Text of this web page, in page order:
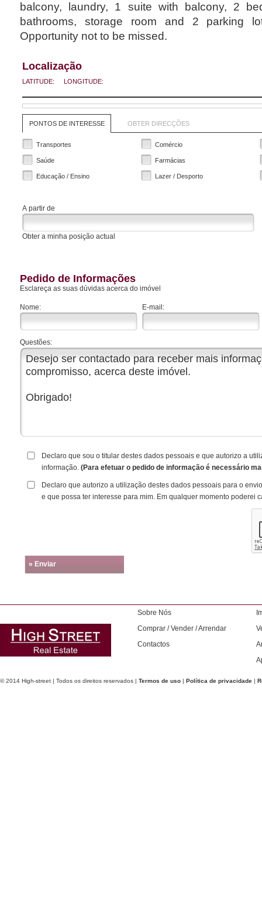
balcony, laundry, 1 suite with balcony, 2
bathrooms, storage room and 2 parking
Opportunity not to be missed.
Localização
LATITUDE: LONGITUDE:
PONTOS DE INTERESSE OBTER DIRECÇÕES
Transportes Comércio
Saúde Farmácias
Educação / Ensino Lazer / Desporto
A partir de
Obter a minha posição actual
Pedido de Informações
Esclareça as suas dúvidas acerca do imóvel
Nome: E-mail:
Questões:
Declaro que sou o titular destes dados pessoais e que autorizo a
informação. (Para efetuar o pedido de informação é necessário
Declaro que autorizo a utilização destes dados pessoais para o
e que possa ter interesse para mim. Em qualquer momento poderei
» Enviar
Sobre Nós
Comprar / Vender / Arrendar
Contactos
© 2014 High-street | Todos os direitos reservados | Termos de uso | Política de privacidade |